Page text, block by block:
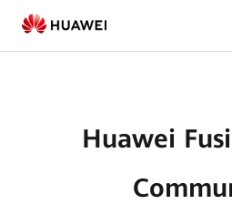
Huawei
FusionSolar
Huawei